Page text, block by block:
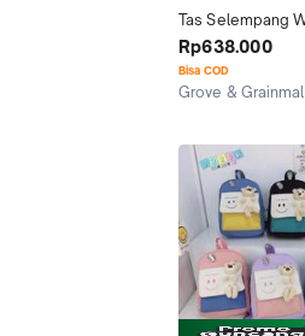
Tas Selempang
Waistbag BEI
Waist Bag Mini
Premium Korean
Rp638.000
Bisa COD
Grove &